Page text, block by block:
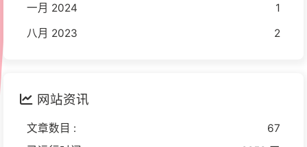
一月 2024
1
八月 2023
2
网站资讯
文章数目 :
67